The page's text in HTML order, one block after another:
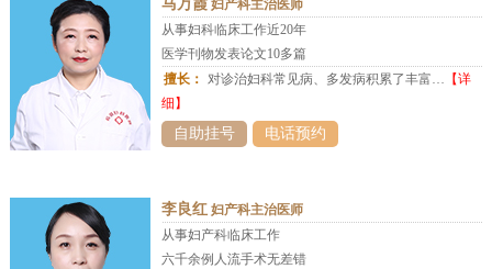
马万霞妇产科主治医师
从事妇科临床工作近20年
医学刊物发表论文10多篇
擅长： 对诊治妇科常见病、多发病积累了丰富… 【详
细】
自助挂号 电话预约
李良红妇产科主治医师
从事妇产科临床工作
六千余例人流手术无差错